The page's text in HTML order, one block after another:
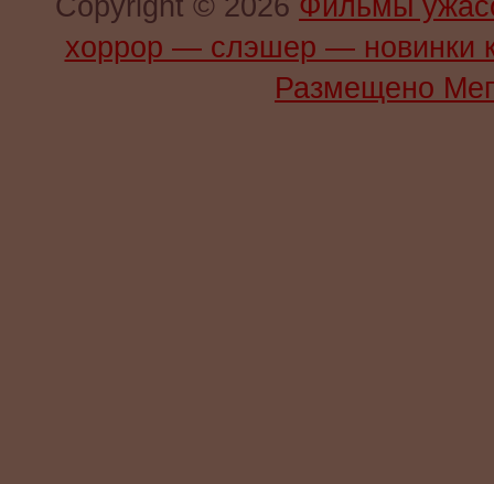
Copyright © 2026 Фильмы
хоррор — слэшер —
Размещено